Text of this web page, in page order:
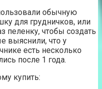
обычную
для грудничков, или
пеленку, чтобы создать
выяснили, что у
есть несколько
после 1 года.
купить: